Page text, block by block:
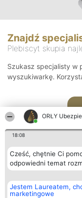
ORŁY
18:08
Cześć, chętnie Ci
odpowiedni temat
Jestem Laureatem,
marketingowe
Znajdź
Plebiscyt skupia
Szukasz specjalisty w
wyszukiwarkę.
Organizator plebiscytu
Bright Side Solutions sp. z o.
o. sp. k.